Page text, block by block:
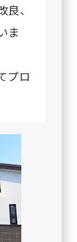
、
ま
プロ